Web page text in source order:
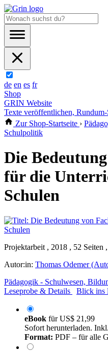
de en es fr
Shop
GRIN Website
Texte veröffentlichen,
Zur Shop-Startseite ›
Schulpolitik
Die
für die
Schulen
Projektarbeit , 2018 , 52 Seiten
Autor:in: Thomas Odemer
Pädagogik - Schulwesen,
Leseprobe & Details
Blick ins
eBook fürUS$ 21,99
Sofort herunterladen.
Format: PDF – für alle